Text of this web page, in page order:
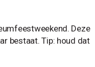
Deze
bestaat. Tip: houd dat